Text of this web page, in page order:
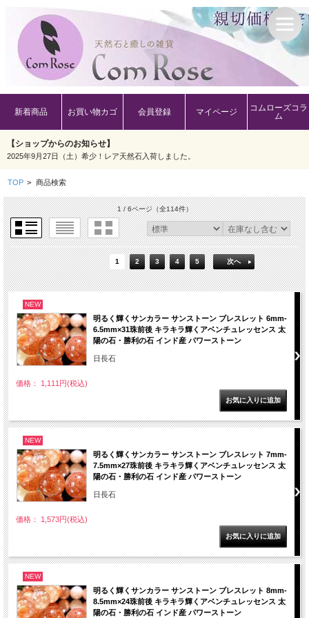
新着商品 お買い物カゴ 会員登録 マイページ
コムローズコラ
ム
【ショップからのお知らせ】
2025年9月27日（土）希少！レア天然石入荷しました。
TOP > 商品検索
1 / 6ページ（全114件）
1 2 3 4 5 次へ
NEW
明るく輝くサンカラー サンストーン ブレスレット 6mm-
6.5mm×31珠前後 キラキラ輝くアベンチュレッセンス 太
陽の石・勝利の石 インド産 パワーストーン
日長石
価格： 1,111円(税込)
NEW
明るく輝くサンカラー サンストーン ブレスレット 7mm-
7.5mm×27珠前後 キラキラ輝くアベンチュレッセンス 太
陽の石・勝利の石 インド産 パワーストーン
日長石
価格： 1,573円(税込)
NEW
明るく輝くサンカラー サンストーン ブレスレット 8mm-
8.5mm×24珠前後 キラキラ輝くアベンチュレッセンス 太
陽の石・勝利の石 インド産 パワーストーン